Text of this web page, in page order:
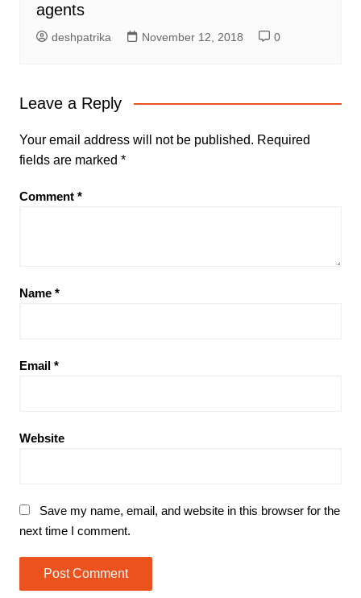
agents
deshpatrika November 12, 2018 0
Leave a Reply
Your email address will not be published. Required
fields are marked *
Comment *
Name *
Email *
Website
Save my name, email, and website in this browser for the
next time I comment.